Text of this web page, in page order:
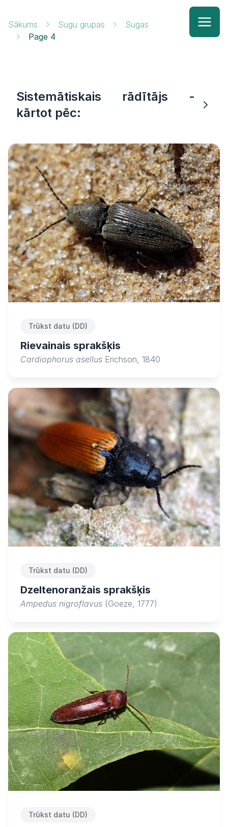
Sākums Sugu grupas
Sugas
Page 4
Sistemātiskais rādītājs -
kārtot pēc:
Trūkst datu (DD)
Rievainais sprakšķis
Cardiophorus asellus Erichson, 1840
Trūkst datu (DD)
Dzeltenoranžais sprakšķis
Ampedus nigroflavus (Goeze, 1777)
Trūkst datu (DD)